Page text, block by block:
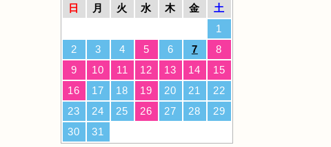
日
月 火 水 木 金
土
1
2
3 4 5 6 7
8
9
10 11 12 13 14
15
16
17 18 19 20 21
22
23
24 25 26 27 28
29
30
31